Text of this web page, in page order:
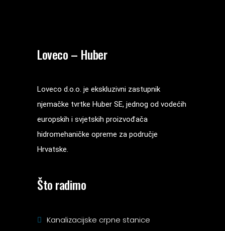
Loveco – Huber
Loveco d.o.o. je ekskluzivni zastupnik
njemačke tvrtke Huber SE, jednog od vodećih
europskih i svjetskih proizvođača
hidromehaničke opreme za područje
Hrvatske.
Što radimo
Kanalizacijske crpne stanice